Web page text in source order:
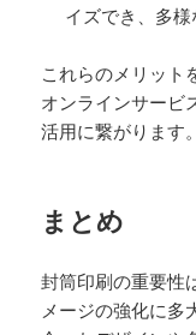
イズでき、多様
これらのメリット
オンラインサービ
活用に繋がります。
まとめ
封筒印刷の重要性
メージの強化に多